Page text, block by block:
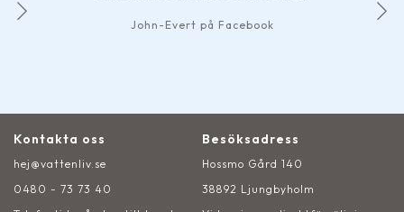
John-Evert på Facebook
Kontakta oss
hej@vattenliv.se
0480 - 73 73 40
Besöksadress
Hossmo Gård 140
38892 Ljungbyholm